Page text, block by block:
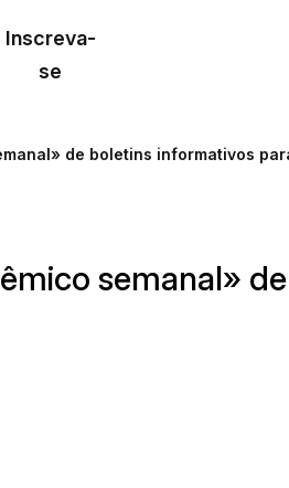
Inscreva-
se
de boletins informativos
semanal»